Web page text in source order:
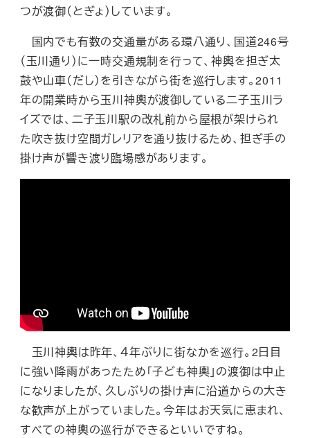
つが渡御（とぎょ）しています。
国内でも有数の交通量がある環八通り、国道246号
（玉川通り）に一時交通規制を行って、神輿を担ぎ太
鼓や山車（だし）を引きながら街を巡行します。2011
年の開業時から玉川神輿が渡御している二子玉川ラ
イズでは、二子玉川駅の改札前から屋根が架けられ
た吹き抜け空間ガレリアを通り抜けるため、担ぎ手の
掛け声が響き渡り臨場感があります。
玉川神輿は昨年、４年ぶりに街なかを巡行。2日目
に強い降雨があったため「子ども神輿」の渡御は中止
になりましたが、久しぶりの掛け声に沿道からの大き
な歓声が上がっていました。今年はお天気に恵まれ、
すべての神輿の巡行ができるといいですね。